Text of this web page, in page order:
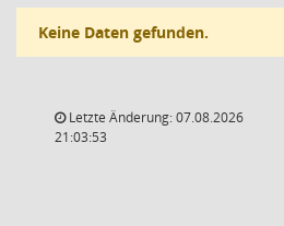
Keine Daten gefunden.
Letzte Änderung: 07.08.2026
21:03:53